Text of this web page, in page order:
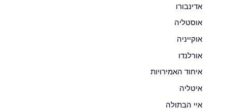
אדינבורו
אוסטליה
אוקייניה
אורלנדו
איחוד האמירויות
איטליה
איי הבתולה